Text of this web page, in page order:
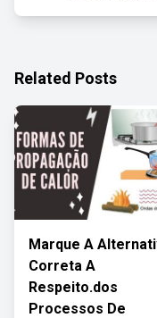
Related Posts
Marque A
Correta A
Respeito.dos
Processos De